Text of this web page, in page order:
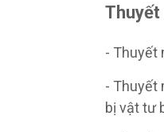
Thuyết
- Thuyết
- Thuyết
bị vật tư